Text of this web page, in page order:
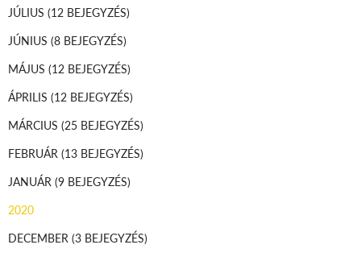
JÚLIUS (12 BEJEGYZÉS)
JÚNIUS (8 BEJEGYZÉS)
MÁJUS (12 BEJEGYZÉS)
ÁPRILIS (12 BEJEGYZÉS)
MÁRCIUS (25 BEJEGYZÉS)
FEBRUÁR (13 BEJEGYZÉS)
JANUÁR (9 BEJEGYZÉS)
2020
DECEMBER (3 BEJEGYZÉS)